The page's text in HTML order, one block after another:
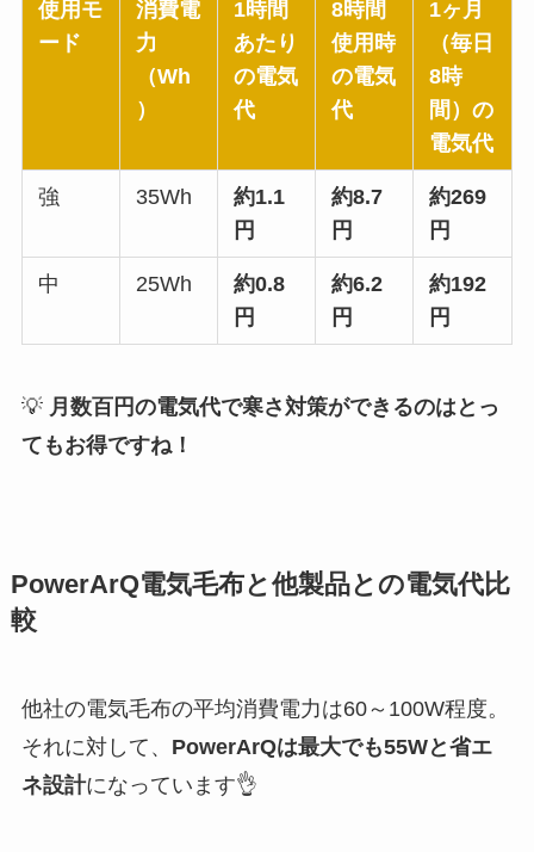
使用モ
ード
消費電
力
（Wh
）
1時間
あたり
の電気
代
8時間
使用時
の電気
代
1ヶ月
（毎日
8時
間）の
電気代
強 35Wh
約1.1
円
約8.7
円
約269
円
中 25Wh
約0.8
円
約6.2
円
約192
円
💡 月数百円の電気代で寒さ対策ができるのはとっ
てもお得ですね！
PowerArQ電気毛布と他製品との電気代比
較
他社の電気毛布の平均消費電力は60～100W程度。
それに対して、 PowerArQは最大でも55Wと省エ
ネ設計になっています👌